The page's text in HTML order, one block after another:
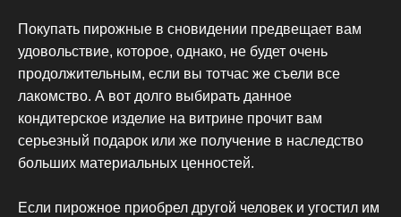
Покупать пирожные в сновидении предвещает вам
удовольствие, которое, однако, не будет очень
продолжительным, если вы тотчас же съели все
лакомство. А вот долго выбирать данное
кондитерское изделие на витрине прочит вам
серьезный подарок или же получение в наследство
больших материальных ценностей.
Если пирожное приобрел другой человек и угостил им